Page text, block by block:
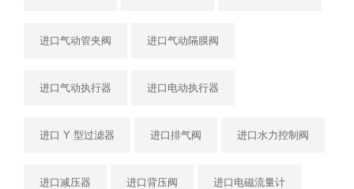
进口气动管夹阀 进口气动隔膜阀
进口气动执行器 进口电动执行器
进口 Y 型过滤器 进口排气阀 进口水力控制阀
进口减压器 进口背压阀 进口电磁流量计